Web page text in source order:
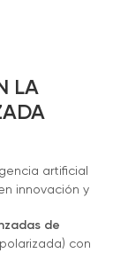
LA
artificial
innovación y
de
con